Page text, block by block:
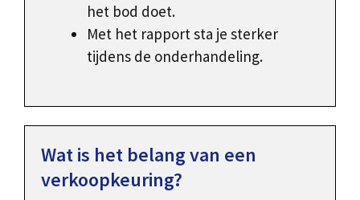
het bod doet.
Met het rapport sta je sterker
tijdens de onderhandeling.
Wat is het belang van een
verkoopkeuring?